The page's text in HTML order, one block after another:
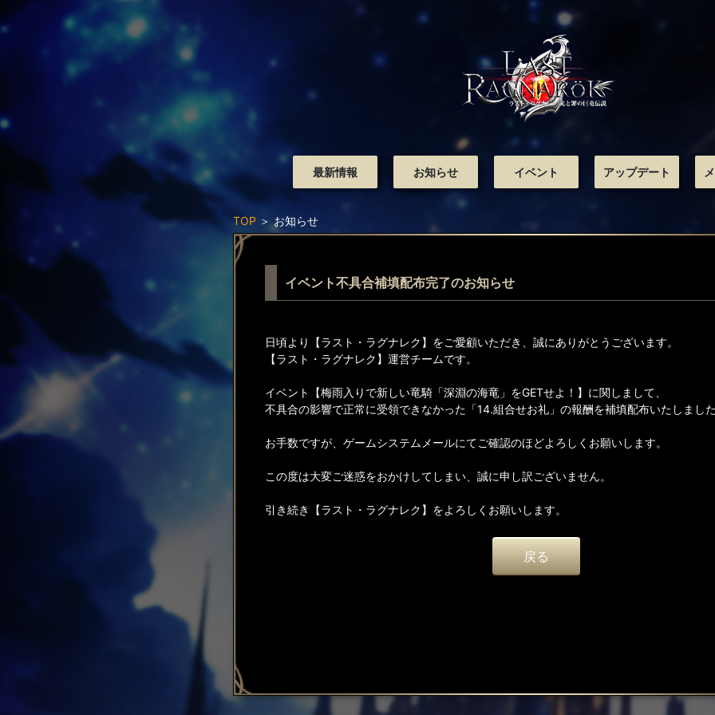
最新情報 お知らせ イベント アップデート
TOP ＞ お知らせ
イベント不具合補填配布完了のお知らせ
日頃より【ラスト・ラグナレク】をご愛顧いただき、誠にありがとうございます。
【ラスト・ラグナレク】運営チームです。
イベント【梅雨入りで新しい竜騎「深淵の海竜」をGETせよ！】に関しまして、
不具合の影響で正常に受領できなかった「14.組合せお礼」の報酬を補填配布いたしまし
お手数ですが、ゲームシステムメールにてご確認のほどよろしくお願いします。
この度は大変ご迷惑をおかけしてしまい、誠に申し訳ございません。
引き続き【ラスト・ラグナレク】をよろしくお願いします。
戻る